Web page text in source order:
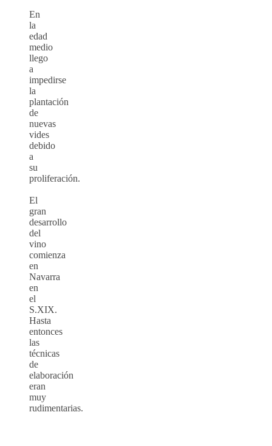
En
la
edad
medio
llego
a
impedirse
la
plantación
de
nuevas
vides
debido
a
su
proliferación.
El
gran
desarrollo
del
vino
comienza
en
Navarra
en
el
S.XIX.
Hasta
entonces
las
técnicas
de
elaboración
eran
muy
rudimentarias.